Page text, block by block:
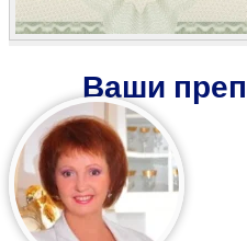
Ваши